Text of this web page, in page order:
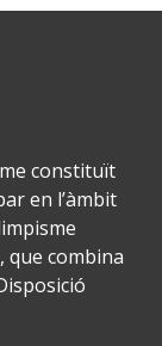
constituït
en l’àmbit
que combina